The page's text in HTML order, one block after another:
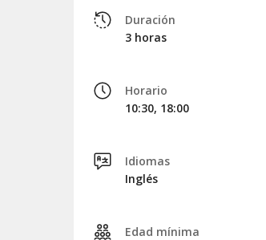
Duración
3 horas
Horario
10:30, 18:00
Idiomas
Inglés
Edad mínima